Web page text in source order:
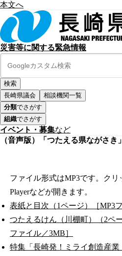
本文へ
災害等に関する緊急情報
長崎県議会
相談機関一覧
分類でさがす
組織でさがす
イベント・募集など
（音声版）「つたえる県ながさき
ファイル形式はMP3です。クリ
Playerなどが開きます。
表紙と目次（1ページ）［MP3
つたえるけん（川棚町）（2ペ
ファイル／3MB］
特集「長崎発！ミライ創造産業